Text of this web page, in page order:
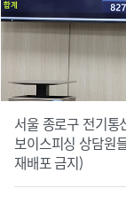
서울 종로구 전기통
보이스피싱 상담원
재배포 금지)